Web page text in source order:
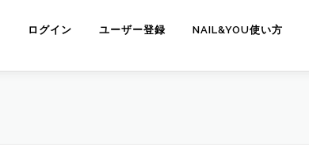
ログイン ユーザー登録 NAIL&YOU使い方